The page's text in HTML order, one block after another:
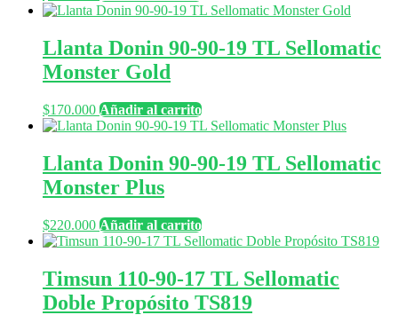
Llanta Donin 90-90-19 TL Sellomatic
Monster Gold
$170.000 Añadir al carrito
Llanta Donin 90-90-19 TL Sellomatic
Monster Plus
$220.000 Añadir al carrito
Timsun 110-90-17 TL Sellomatic
Doble Propósito TS819